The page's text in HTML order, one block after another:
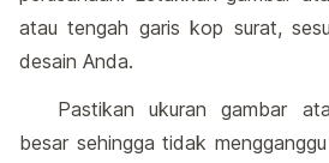
atau tengah garis kop surat,
desain Anda.
Pastikan ukuran gambar
besar sehingga tidak